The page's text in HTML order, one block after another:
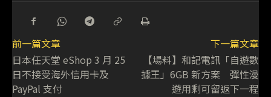
前一篇文章
日本任天堂 eShop 3 月 25
日不接受海外信用卡及
PayPal 支付
下一篇文章
【場料】和記電訊「自遊數
據王」6GB 新方案 彈性漫
遊用剩可留返下一程